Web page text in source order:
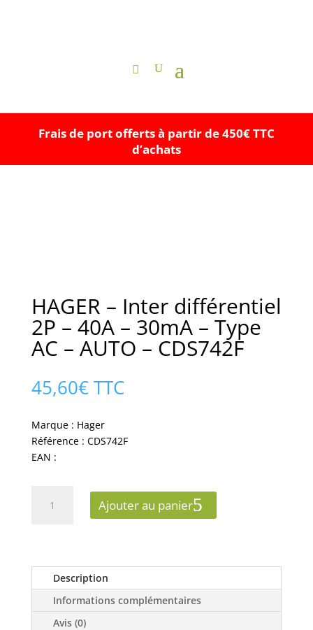
Frais de port offerts à partir de 450€ TTC
d’achats
HAGER – Inter différentiel
2P – 40A – 30mA – Type
AC – AUTO – CDS742F
45,60€ TTC
Marque : Hager
Référence : CDS742F
EAN :
différentiel
2P
Ajouter au panier
Description
Informations complémentaires
Avis (0)